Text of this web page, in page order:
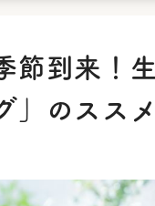
節到来！
」のススメ